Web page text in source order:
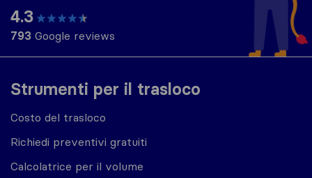
Strumenti per il trasloco
Costo del trasloco
Richiedi preventivi gratuiti
Calcolatrice per il volume
4.3
793 Google reviews